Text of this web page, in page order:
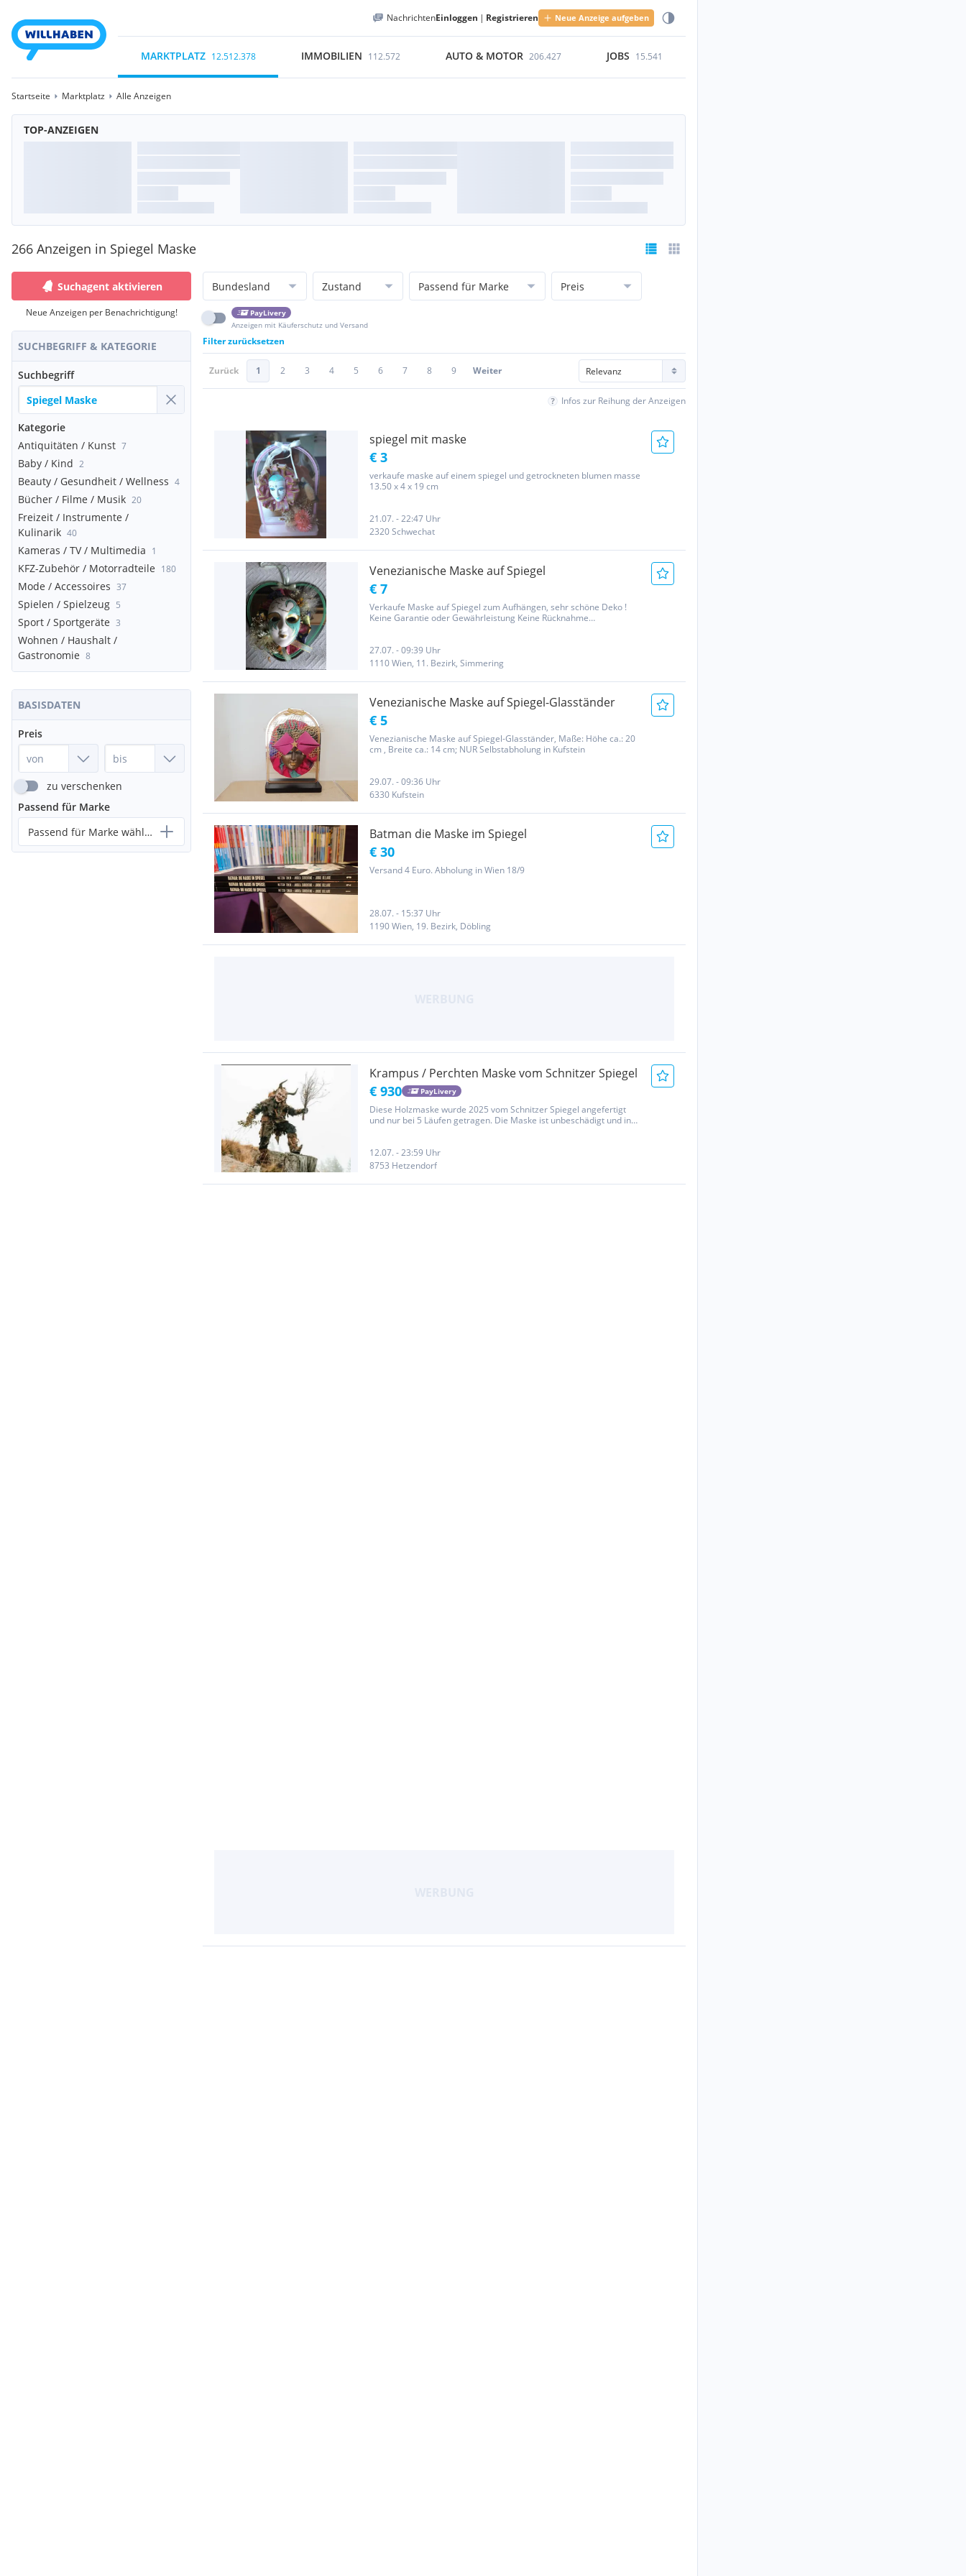
NachrichtenEinloggen | Registrieren Neue Anzeige aufgeben
MARKTPLATZ 12.512.378 IMMOBILIEN 112.572 AUTO & MOTOR 206.427 JOBS 15.541
Startseite Marktplatz Alle Anzeigen
TOP-ANZEIGEN
266 Anzeigen in Spiegel Maske
Suchagent aktivieren
Neue Anzeigen per Benachrichtigung!
SUCHBEGRIFF & KATEGORIE
Suchbegriff
Kategorie
Antiquitäten / Kunst 7
Baby / Kind 2
Beauty / Gesundheit / Wellness 4
Bücher / Filme / Musik 20
Freizeit / Instrumente /
Kulinarik 40
Kameras / TV / Multimedia 1
KFZ-Zubehör / Motorradteile 180
Mode / Accessoires 37
Spielen / Spielzeug 5
Sport / Sportgeräte 3
Wohnen / Haushalt /
Gastronomie 8
BASISDATEN
Preis
zu verschenken
Passend für Marke
Passend für Marke wählen...
Bundesland Zustand Passend für Marke Preis
PayLivery
Anzeigen mit Käuferschutz und Versand
Filter zurücksetzen
Zurück 1 2 3 4 5 6 7 8 9 Weiter
Infos zur Reihung der Anzeigen
spiegel mit maske
€ 3
verkaufe maske auf einem spiegel und getrockneten blumen masse
13.50 x 4 x 19 cm
21.07. - 22:47 Uhr
2320 Schwechat
Venezianische Maske auf Spiegel
€ 7
Verkaufe Maske auf Spiegel zum Aufhängen, sehr schöne Deko !
Keine Garantie oder Gewährleistung Keine Rücknahme
27.07. - 09:39 Uhr
1110 Wien, 11. Bezirk, Simmering
Venezianische Maske auf Spiegel-Glasständer
€ 5
Venezianische Maske auf Spiegel-Glasständer, Maße: Höhe ca.: 20
cm , Breite ca.: 14 cm; NUR Selbstabholung in Kufstein
29.07. - 09:36 Uhr
6330 Kufstein
Batman die Maske im Spiegel
€ 30
Versand 4 Euro. Abholung in Wien 18/9
28.07. - 15:37 Uhr
1190 Wien, 19. Bezirk, Döbling
Krampus / Perchten Maske vom Schnitzer Spiegel
€ 930 PayLivery
Diese Holzmaske wurde 2025 vom Schnitzer Spiegel angefertigt
und nur bei 5 Läufen getragen. Die Maske ist unbeschädigt und in
12.07. - 23:59 Uhr
8753 Hetzendorf